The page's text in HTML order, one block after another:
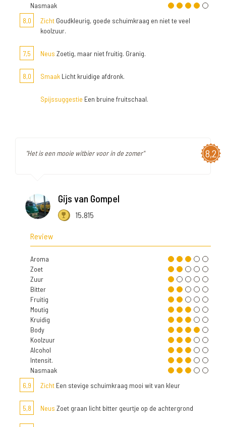
Nasmaak
8,0
Zicht Goudkleurig, goede schuimkraag en niet te veel
koolzuur.
7,5 Neus Zoetig, maar niet fruitig. Granig.
8,0 Smaak Licht kruidige afdronk.
Spijssuggestie Een bruine fruitschaal.
8,2
"Het is een mooie witbier voor in de zomer"
Gijs van Gompel
15.815
Review
Aroma
Zoet
Zuur
Bitter
Fruitig
Moutig
Kruidig
Body
Koolzuur
Alcohol
Intensit.
Nasmaak
6,9
Zicht Een stevige schuimkraag mooi wit van kleur
5,8 Neus Zoet graan licht bitter geurtje op de achtergrond